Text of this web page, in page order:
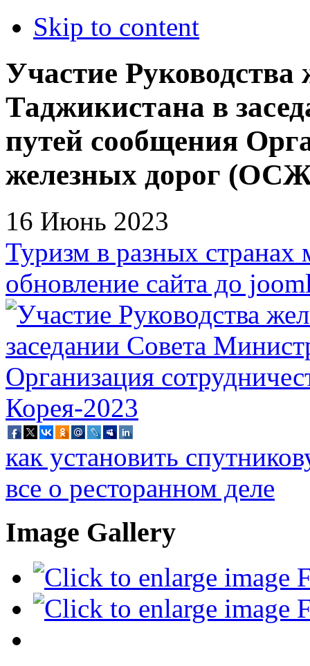
Skip to content
Участие Руководства
Таджикистана в
путей сообщения
железных дорог
16 Июнь 2023
Туризм в разных странах
обновление сайта до
как установить
все о ресторанном деле
Image Gallery